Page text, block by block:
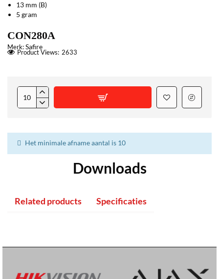
13 mm (B)
5 gram
CON280A
Merk:Safire
Product Views: 2633
Het minimale afname aantal is 10
Downloads
Related products Specificaties